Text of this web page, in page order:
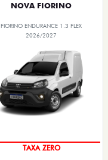
NOVA FIORINO
FIORINO ENDURANCE 1.3 FLEX
2026/2027
TAXA ZERO